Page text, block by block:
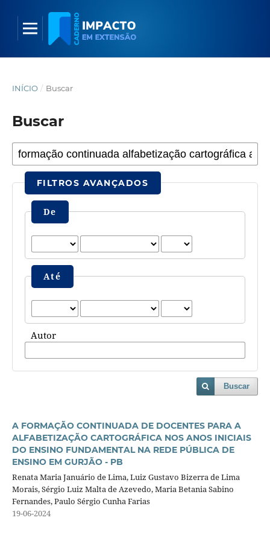
INÍCIO / Buscar
Buscar
FILTROS AVANÇADOS
De
Até
Autor
Buscar
A FORMAÇÃO CONTINUADA DE DOCENTES PARA A
ALFABETIZAÇÃO CARTOGRÁFICA NOS ANOS INICIAIS
DO ENSINO FUNDAMENTAL NA REDE PÚBLICA DE
ENSINO EM GURJÃO - PB
Renata Maria Januário de Lima, Luiz Gustavo Bizerra de Lima
Morais, Sérgio Luiz Malta de Azevedo, Maria Betania Sabino
Fernandes, Paulo Sérgio Cunha Farias
19-06-2024